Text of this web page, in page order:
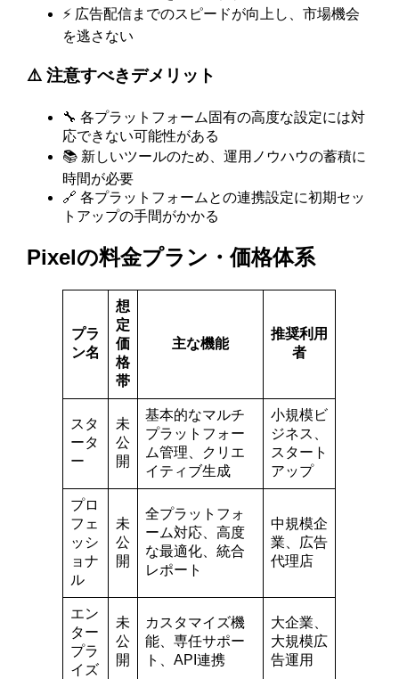
⚡ 広告配信までのスピードが向上し、市場機会
を逃さない
⚠️ 注意すべきデメリット
🔧 各プラットフォーム固有の高度な設定には対
応できない可能性がある
📚 新しいツールのため、運用ノウハウの蓄積に
時間が必要
🔗 各プラットフォームとの連携設定に初期セッ
トアップの手間がかかる
Pixelの料金プラン・価格体系
プラ
ン名
想
定
価
格
帯
主な機能
推奨利用
者
スタ
ータ
ー
未
公
開
基本的なマルチ
プラットフォー
ム管理、クリエ
イティブ生成
小規模ビ
ジネス、
スタート
アップ
プロ
フェ
ッシ
ョナ
ル
未
公
開
全プラットフォ
ーム対応、高度
な最適化、統合
レポート
中規模企
業、広告
代理店
エン
ター
プラ
イズ
未
公
開
カスタマイズ機
能、専任サポー
ト、API連携
大企業、
大規模広
告運用